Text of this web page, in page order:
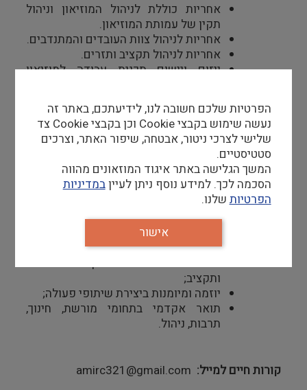
אחריות כוללת לניהול המוזיאון וניהול
תקין של עמותת המוזיאון.
אחריות לניהול צוות העובדים והמתנדבים.
אחריות לניהול תקציב ותזרים.
ייזום ויישום תכנית עבודה למוזיאון
פיתוח פרויקטים ותכנים חדשים בהתאם
לרוח מוזיאון העמק.
דרישות סף
חזון וידע בתחומי מורשת ותרבות.
ניסיון בניהול פרויקטים בתחומי מורשת /
תרבות / חינוך / תירות.
ניסיון בעבודה עם רשויות מקומיות,
משרדי ממשלה, קרנות ומגזר פרטי.
יחסי אנוש מעולים וניסיון בניהול צוות
ותקציב;
יוזמה ומיומנות ביצירת שיתופי פעולה;
תואר אקדמי בתחומי מורשת, חינוך,
תרבות, ניהול.
קורות חיים למייל amirc321@gmail.com
הפרטיות שלכם חשובה לנו, לידיעתכם, באתר זה
נעשה שימוש בקבצי Cookie וכן בקבצי Cookie צד
שלישי לצרכי ניטור, אבטחה, שיפור האתר, וצרכים
סטטיסטיים.
המשך הגלישה באתר איגוד המוזאונים מהווה
הסכמה לכך. למידע נוסף ניתן לעייןבמדיניות
הפרטיות שלנו.
אישור